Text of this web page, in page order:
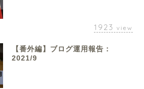
1923 view
【番外編】ブログ運用報告：
2021/9